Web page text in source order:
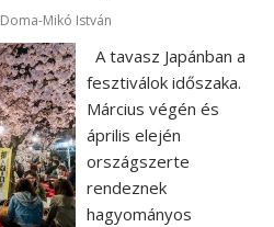
Doma-Mikó István
A tavasz Japánban a
fesztiválok időszaka.
Március végén és
április elején
országszerte
rendeznek
hagyományos